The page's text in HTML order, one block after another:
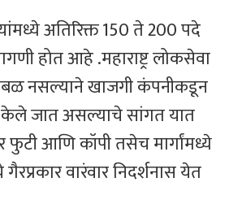
अतिरिक्त 150 ते 200 पदे
होत आहे .महाराष्ट्र लोकसेवा
नसल्याने खाजगी कंपनीकडून
केले जात असल्याचे सांगत यात
फुटी आणि कॉपी तसेच मार्गांमध्ये
वारंवार निदर्शनास येत